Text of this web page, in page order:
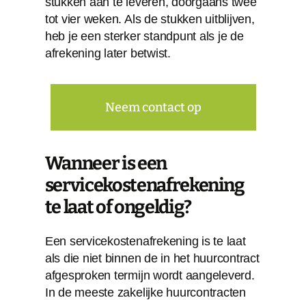
tot vier weken. Als de stukken uitblijven,
heb je een sterker standpunt als je de
afrekening later betwist.
Neem contact op
Wanneer is een
servicekostenafrekening
te laat of ongeldig?
Een servicekostenafrekening is te laat
als die niet binnen de in het huurcontract
afgesproken termijn wordt aangeleverd.
In de meeste zakelijke huurcontracten